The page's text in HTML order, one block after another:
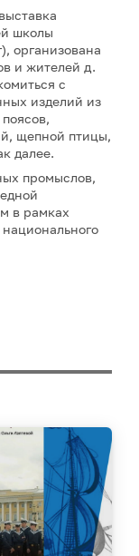
школы
организована
и жителей д.
с
изделий из
щепной птицы,
далее.
промыслов,
в рамках